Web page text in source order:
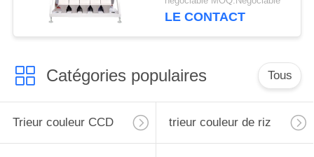
LE CONTACT
Catégories populaires Tous
Trieur couleur CCD trieur couleur de riz